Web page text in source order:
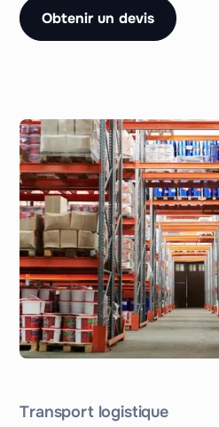
Obtenir un devis
Transport logistique